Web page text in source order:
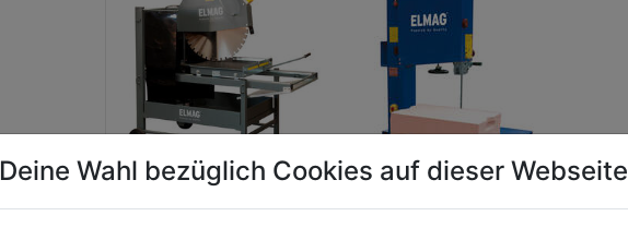
Deine Wahl bezüglich Cookies auf dieser Webseite